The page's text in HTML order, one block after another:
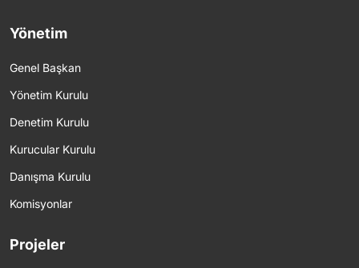
Yönetim
Genel Başkan
Yönetim Kurulu
Denetim Kurulu
Kurucular Kurulu
Danışma Kurulu
Komisyonlar
Projeler